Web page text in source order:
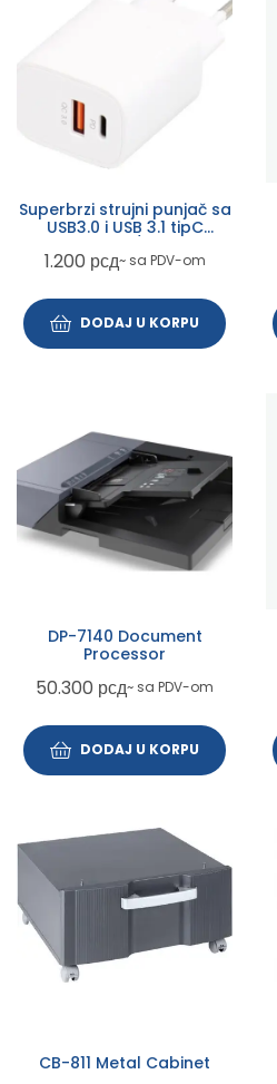
Superbrzi strujni punjač sa
USB3.0 i USB 3.1 tipC
1.200 рсд~ sa PDV-om
DODAJ U KORPU
DP-7140 Document
Processor
50.300 рсд~ sa PDV-om
DODAJ U KORPU
CB-811 Metal Cabinet